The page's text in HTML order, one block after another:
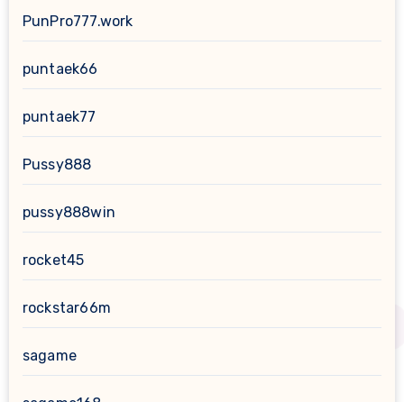
PunPro777.work
puntaek66
puntaek77
Pussy888
pussy888win
rocket45
rockstar66m
sagame